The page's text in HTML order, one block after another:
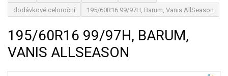
dodávkové celoroční
195/60R16 99/97H, Barum, Vanis AllSeason
195/60R16 99/97H, BARUM,
VANIS ALLSEASON